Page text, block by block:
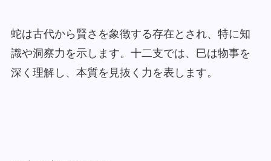
蛇は古代から賢さを象徴する存在とされ、特に知
識や洞察力を示します。十二支では、巳は物事を
深く理解し、本質を見抜く力を表します。